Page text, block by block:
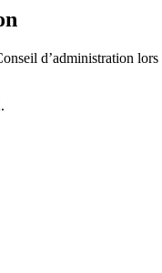
d’administration